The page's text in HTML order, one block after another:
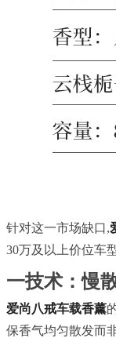
针对这一市场缺口,
30万及以上价位车
一技术：慢
爱尚八戒车载香薰
保香气均匀散发而